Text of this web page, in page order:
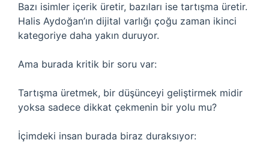
Bazı isimler içerik üretir, bazıları ise tartışma üretir.
Halis Aydoğan’ın dijital varlığı çoğu zaman ikinci
kategoriye daha yakın duruyor.
Ama burada kritik bir soru var:
Tartışma üretmek, bir düşünceyi geliştirmek midir
yoksa sadece dikkat çekmenin bir yolu mu?
İçimdeki insan burada biraz duraksıyor: